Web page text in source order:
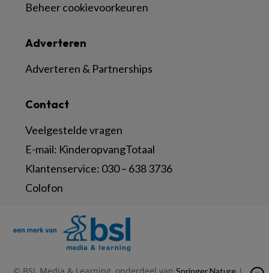
Contact
Veelgestelde vragen
E-mail: KinderopvangTotaal
Klantenservice: 030 – 638 3736
Colofon
Adverteren
Adverteren & Partnerships
Beheer cookievoorkeuren